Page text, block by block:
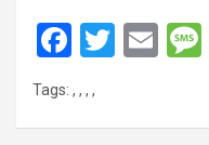
F
ce
T
E
Tags: , , , ,